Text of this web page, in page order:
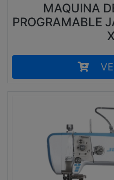
MAQUINA
PROGRAMABLE
X